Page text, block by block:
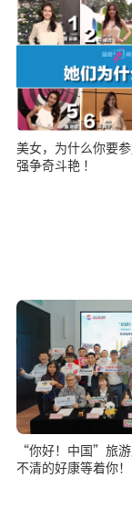
美女，为什么你要参加选美？
强争奇斗艳 ！
“你好！中国”旅游
不清的好康等着你！